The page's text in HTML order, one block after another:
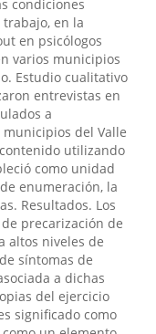
condiciones
en la
en psicólogos
varios municipios
Estudio cualitativo
entrevistas en
a
del Valle
utilizando
como unidad
enumeración, la
Resultados. Los
precarización de
altos niveles de
síntomas de
a dichas
del ejercicio
significado como